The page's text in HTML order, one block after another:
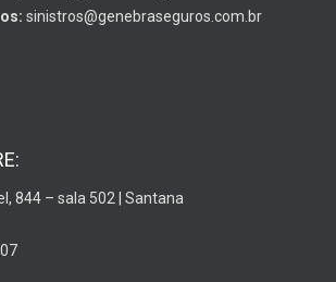
sinistros@genebraseguros.com.br
844 – sala 502 | Santana